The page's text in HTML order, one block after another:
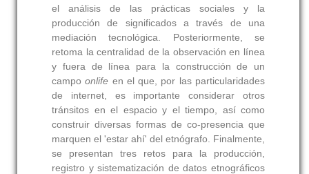
el análisis de las prácticas sociales y la
producción de significados a través de una
mediación tecnológica. Posteriormente, se
retoma la centralidad de la observación en línea
y fuera de línea para la construcción de un
campoonlife en el que, por las particularidades
de internet, es importante considerar otros
tránsitos en el espacio y el tiempo, así como
construir diversas formas de co-presencia que
marquen el 'estar ahí' del etnógrafo. Finalmente,
se presentan tres retos para la producción,
registro y sistematización de datos etnográficos